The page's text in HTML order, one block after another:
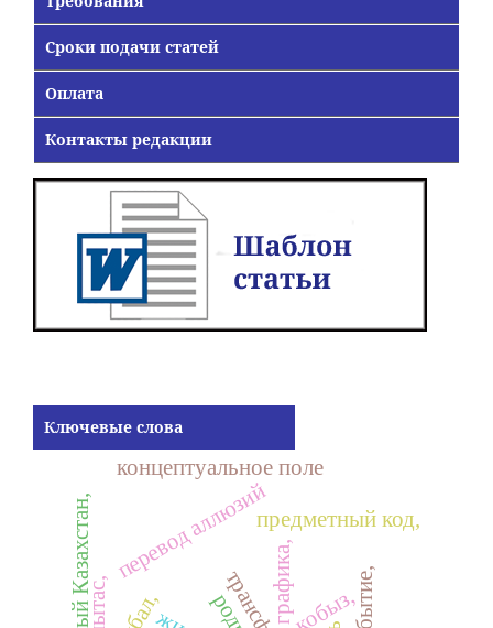
Сроки подачи статей
Оплата
Контакты редакции
Ключевые слова
графика,кобыз,
предметный код,
перевод аллюзий
концептуальное поле